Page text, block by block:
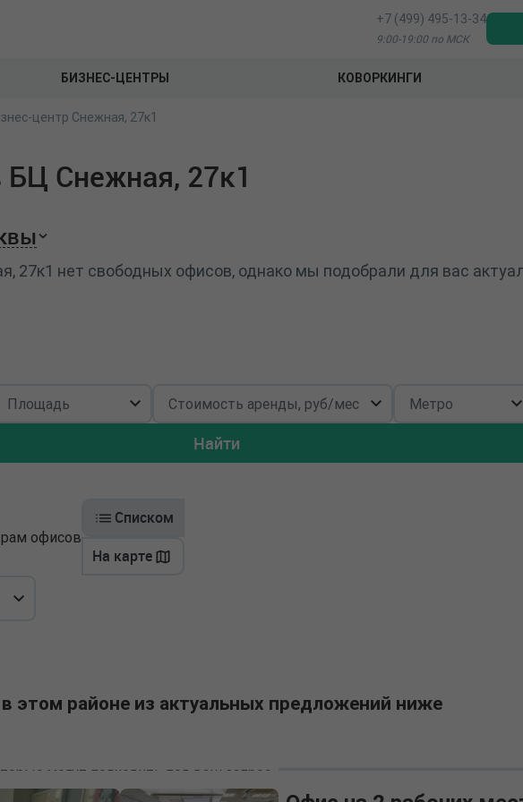
+7 (499) 495-13-34
9:00-19:00 по МСК
БИЗНЕС-ЦЕНТРЫ КОВОРКИНГИ
центр Снежная, 27к1
Снежная, 27к1
27к1 нет свободных офисов, однако мы подобрали для вас
Найти
офисов
Списком
На карте
этом районе из актуальных предложений ниже
могут подходить под ваш запрос